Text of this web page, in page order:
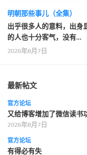
明朝那些事儿（全集）
出乎很多人的意料，出身
的人也十分客气，没有…
2026年8月7日
最新帖文
官方论坛
又给博客增加了微信读书
2026年8月7日
官方论坛
有得必有失